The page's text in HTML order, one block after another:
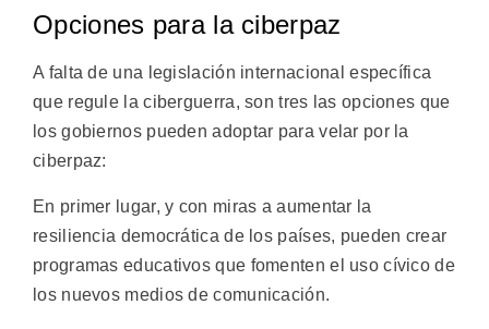
Opciones para la ciberpaz
A falta de una legislación internacional específica
que regule la ciberguerra, son tres las opciones que
los gobiernos pueden adoptar para velar por la
ciberpaz:
En primer lugar, y con miras a aumentar la
resiliencia democrática de los países, pueden crear
programas educativos que fomenten el uso cívico de
los nuevos medios de comunicación.